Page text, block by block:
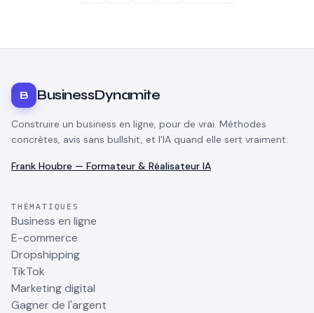
B BusinessDynamite
Construire un business en ligne, pour de vrai. Méthodes
concrètes, avis sans bullshit, et l'IA quand elle sert vraiment.
Frank Houbre — Formateur & Réalisateur IA
THÉMATIQUES
Business en ligne
E-commerce
Dropshipping
TikTok
Marketing digital
Gagner de l'argent